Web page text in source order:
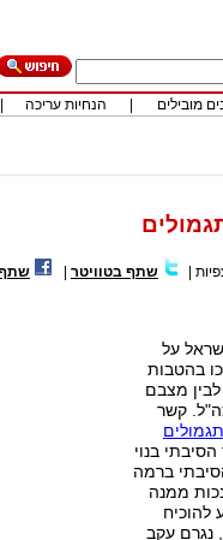
מובילים הנחיות עריכה
שתף בטוויטר שתף
על
בהטבות
מצבם
קשר
בנוי
ברמה
ממנה
להוכיח
נגרם עקב